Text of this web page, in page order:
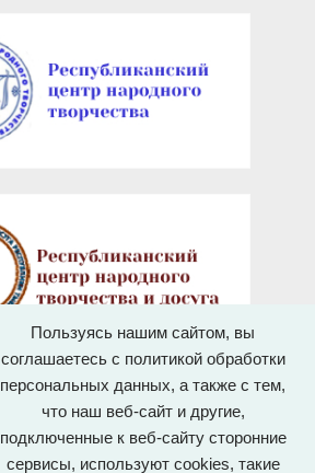
Пользуясь нашим сайтом, вы
соглашаетесь с политикой обработки
персональных данных, а также с тем,
что наш веб-сайт и другие,
подключенные к веб-сайту сторонние
сервисы, используют cookies, такие